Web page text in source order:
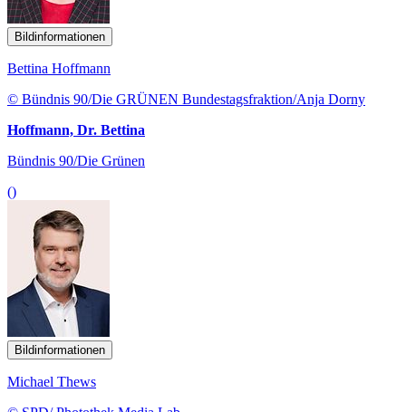
Bildinformationen
Bettina Hoffmann
© Bündnis 90/Die GRÜNEN Bundestagsfraktion/Anja Dorny
Hoffmann, Dr. Bettina
Bündnis 90/Die Grünen
()
Bildinformationen
Michael Thews